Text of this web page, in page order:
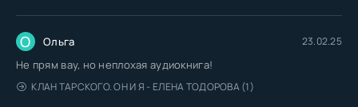
О Ольга 23.02.25
Не прям вау, но неплохая аудиокнига!
КЛАН ТАРСКОГО. ОН И Я - ЕЛЕНА ТОДОРОВА (1)